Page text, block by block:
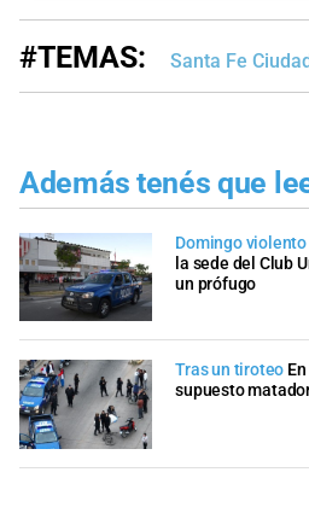
#TEMAS: Santa Fe Ciudad
Además tenés que
Domingo violento
la sede del Club
un prófugo
Tras un tiroteo
supuesto